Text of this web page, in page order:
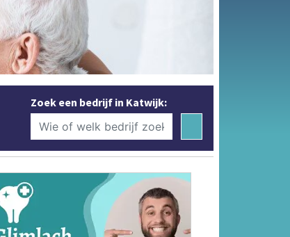
Zoek een bedrijf in Katwijk: